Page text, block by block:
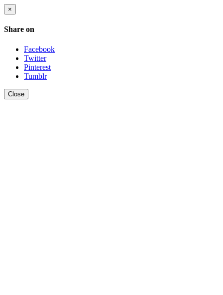
×
Share on
Facebook
Twitter
Pinterest
Tumblr
Close